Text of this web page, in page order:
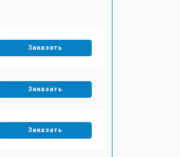
Заказать
Заказать
Заказать